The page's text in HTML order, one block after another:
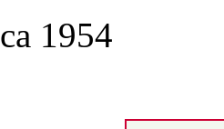
ca 1954